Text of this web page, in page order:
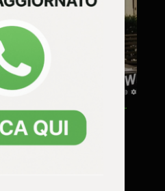
ELEZIONI
STREET
– PAVAN:
A